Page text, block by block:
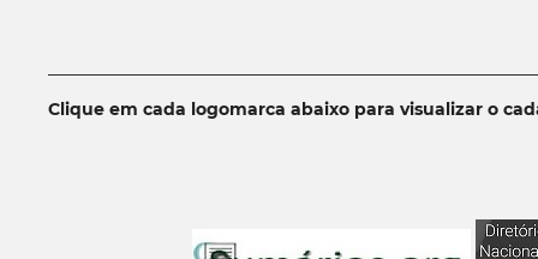
Clique em cada logomarca abaixo para visualizar o